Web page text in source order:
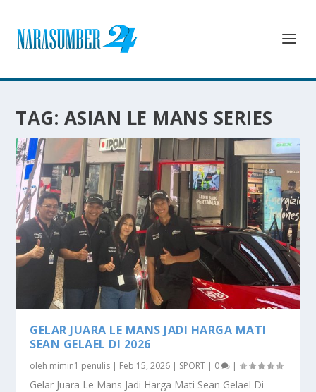
TAG: ASIAN LE MANS SERIES
GELAR JUARA LE MANS JADI HARGA MATI
SEAN GELAEL DI 2026
oleh mimin1 penulis | Feb 15, 2026 | SPORT | 0 |
Gelar Juara Le Mans Jadi Harga Mati Sean Gelael Di